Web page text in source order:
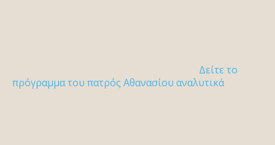
Δείτε το
πρόγραμμα του πατρός Αθανασίου αναλυτικά